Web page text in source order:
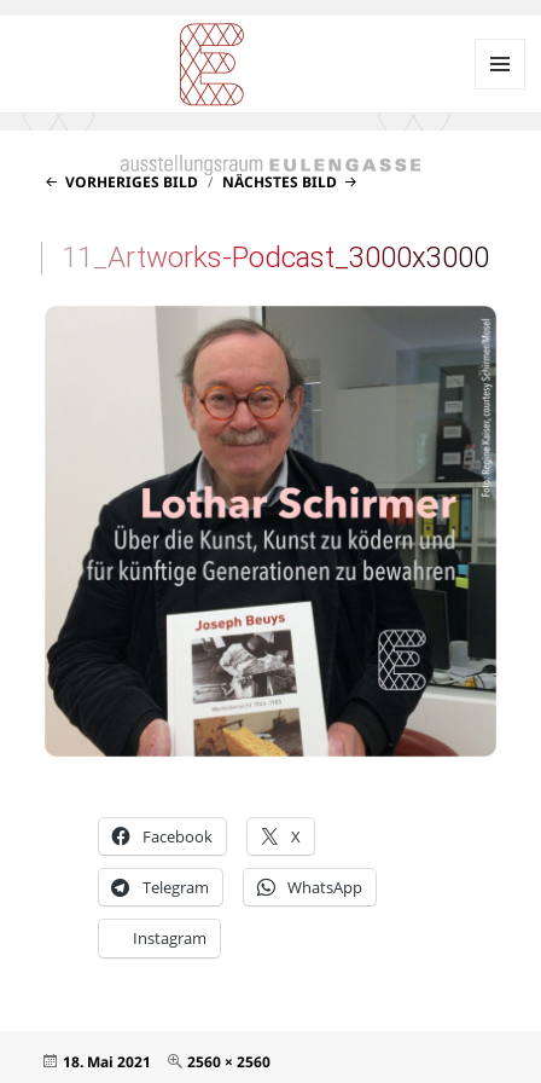
EULENGASSE
VORHERIGES BILD NÄCHSTES BILD
11_Artworks-Podcast_3000x3000
Facebook X
Telegram WhatsApp
Instagram
Veröffentlicht
18. Mai 2021 Originalgröße
2560 × 2560